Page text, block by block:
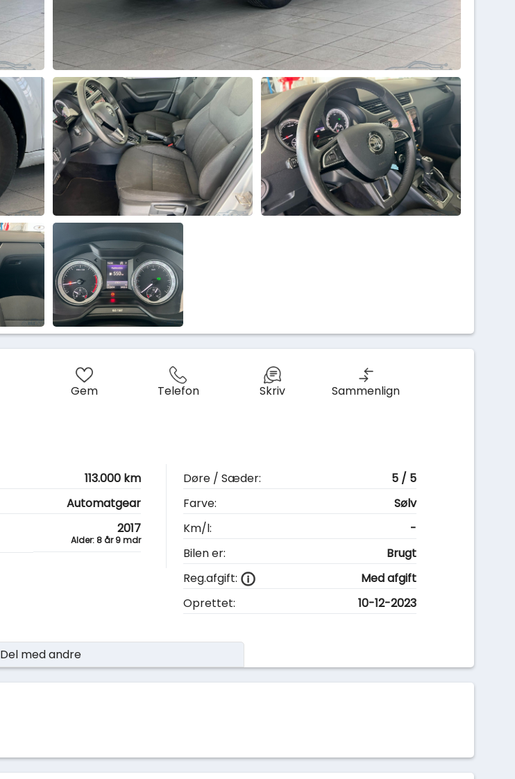
Gem Telefon Skriv Sammenlign
113.000 km
Automatgear
2017
Alder: 8 år 9 mdr
Døre / Sæder:
5 / 5
Farve:
Sølv
Km/l:
-
Bilen er:
Brugt
Reg.afgift:
Med afgift
Oprettet:
10-12-2023
Del med andre